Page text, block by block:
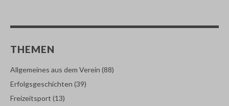
THEMEN
Allgemeines aus dem Verein (88)
Erfolgsgeschichten (39)
Freizeitsport (13)